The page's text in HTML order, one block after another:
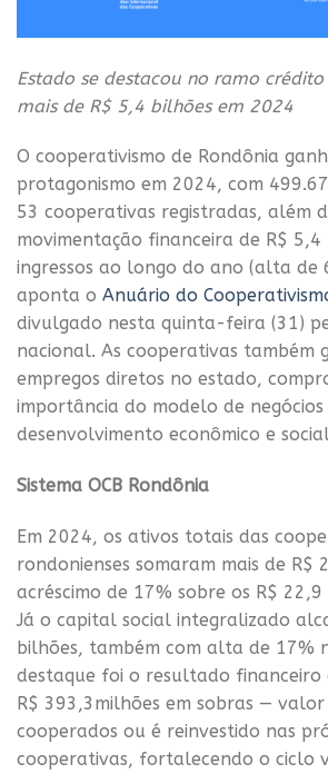
Estado se destacou no ramo
mais de R$ 5,4 bilhões em 2024
O cooperativismo de Rondônia
protagonismo em 2024, com
53 cooperativas registradas, além
movimentação financeira de R$ 5,4
ingressos ao longo do ano (alta de
aponta o Anuário do
divulgado nesta quinta-feira (31)
nacional. As cooperativas também
empregos diretos no estado,
importância do modelo de
desenvolvimento econômico e
Sistema OCB Rondônia
Em 2024, os ativos totais das
rondonienses somaram mais de R$
acréscimo de 17% sobre os R$
Já o capital social integralizado
bilhões, também com alta de 17%
destaque foi o resultado financeiro
R$ 393,3milhões em sobras —
cooperados ou é reinvestido nas
cooperativas, fortalecendo o ciclo